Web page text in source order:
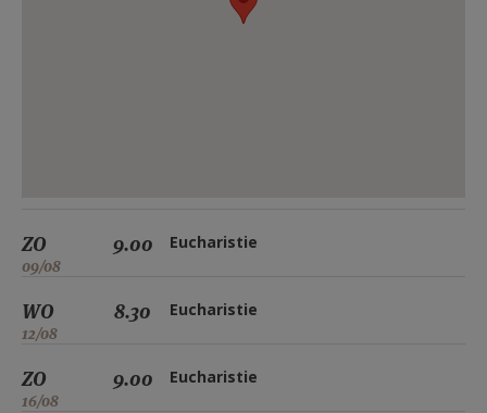
ZO
09/08
9.00 Eucharistie
WO
12/08
8.30 Eucharistie
ZO
16/08
9.00 Eucharistie